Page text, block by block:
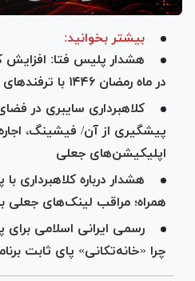
بیشتر بخوانید:
هشدار پلیس فتا: افزایش
در ماه رمضان ۱۴۴۶ با ترفند‌های جدید
کلاهبرداری سایبری در
پیشگیری از آن/ فیشینگ،
اپلیکیشن‌های جعلی
هشدار درباره کلاهبرداری
همراه؛ مراقب لینک‌های جعلی
رسمی ایرانی اسلامی برای
چرا «خانه‌تکانی» پای ثابت